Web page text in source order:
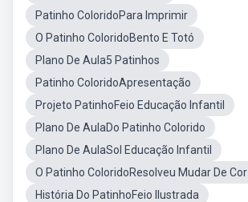
Patinho ColoridoPara Imprimir
O Patinho ColoridoBento E Totó
Plano De Aula5 Patinhos
Patinho ColoridoApresentação
Projeto PatinhoFeio Educação Infantil
Plano De AulaDo Patinho Colorido
Plano De AulaSol Educação Infantil
O Patinho ColoridoResolveu Mudar De Cor
História Do PatinhoFeio Ilustrada